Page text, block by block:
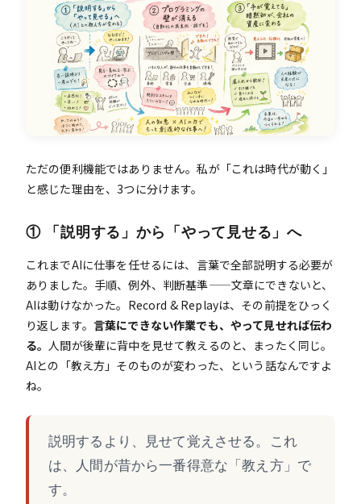
ただの便利機能ではありません。私が「これは時代が動く」
と感じた理由を、3つに分けます。
① 「説明する」から「やって見せる」へ
これまでAIに仕事を任せるには、言葉で全部説明する必要が
ありました。手順、例外、判断基準——文章にできないと、
AIは動けなかった。Record & Replayは、その前提をひっく
り返します。 言葉にできない作業でも、やって見せれば伝わ
る。 人間が後輩に背中を見せて教えるのと、まったく同じ。
AIとの「教え方」そのものが変わった、という話なんですよ
ね。
説明するより、見せて覚えさせる。これ
は、人間が昔から一番得意な「教え方」で
す。